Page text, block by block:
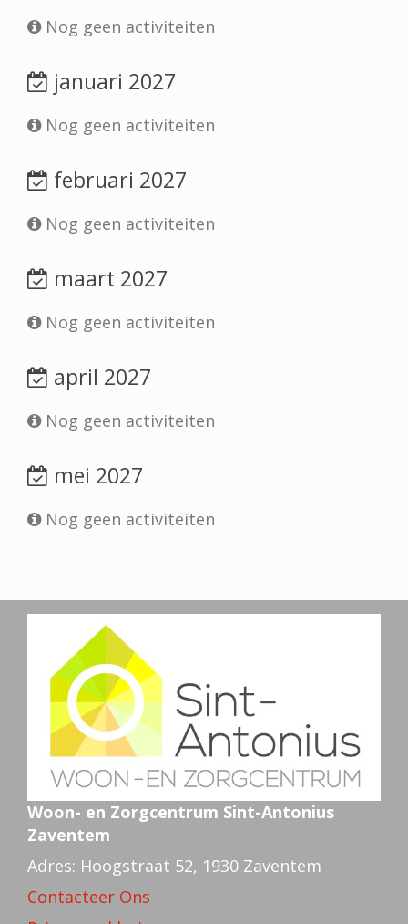
Nog geen activiteiten
januari 2027
Nog geen activiteiten
februari 2027
Nog geen activiteiten
maart 2027
Nog geen activiteiten
april 2027
Nog geen activiteiten
mei 2027
Nog geen activiteiten
Woon- en Zorgcentrum Sint-Antonius
Zaventem
Adres: Hoogstraat 52, 1930 Zaventem
Contacteer Ons